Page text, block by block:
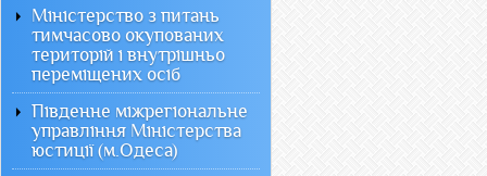
Міністерство з питань
тимчасово окупованих
територій і внутрішньо
переміщених осіб
Південне міжрегіональне
управління Міністерства
юстиції (м.Одеса)